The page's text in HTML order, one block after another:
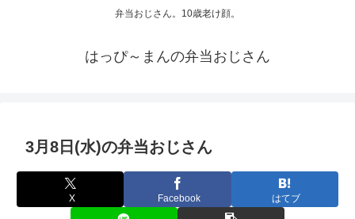
弁当おじさん。10歳老け顔。
はっぴ～まんの弁当おじさん
3月8日(水)の弁当おじさん
X Facebook はてブ